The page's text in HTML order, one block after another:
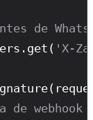
de
get ( 'X-
de